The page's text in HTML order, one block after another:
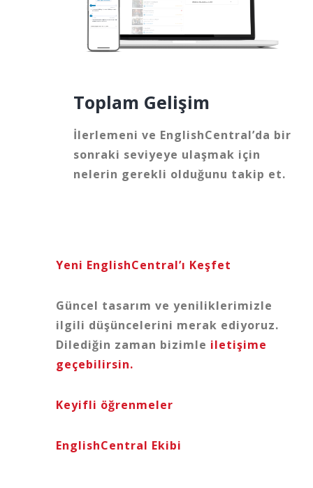
Toplam Gelişim
İlerlemeni ve EnglishCentral’da bir
sonraki seviyeye ulaşmak için
nelerin gerekli olduğunu takip et.
Yeni EnglishCentral’ı Keşfet
Güncel tasarım ve yeniliklerimizle
ilgili düşüncelerini merak ediyoruz.
Dilediğin zaman bizimle iletişime
geçebilirsin.
Keyifli öğrenmeler
EnglishCentral Ekibi